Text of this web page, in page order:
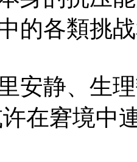
的各類挑
安静、生
在窘境中